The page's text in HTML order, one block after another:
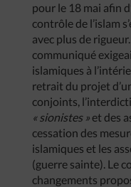
pour le 18 mai afin
contrôle de l’islam
avec plus de
communiqué
islamiques à
retrait du projet
conjoints,
«sionistes » et des
cessation des
islamiques et les
(guerre sainte). Le
changements